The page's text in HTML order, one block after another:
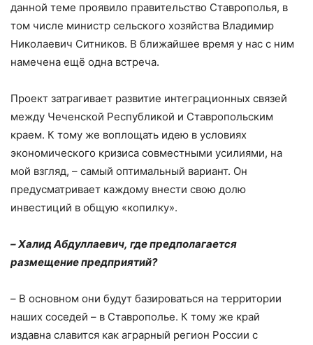
данной теме проявило правительство Ставрополья, в
том числе министр сельского хозяйства Владимир
Николаевич Ситников. В ближайшее время у нас с ним
намечена ещё одна встреча.
Проект затрагивает развитие интеграционных связей
между Чеченской Республикой и Ставропольским
краем. К тому же воплощать идею в условиях
экономического кризиса совместными усилиями, на
мой взгляд, – самый оптимальный вариант. Он
предусматривает каждому внести свою долю
инвестиций в общую «копилку».
–Халид Абдуллаевич, где предполагается
размещение предприятий?
– В основном они будут базироваться на территории
наших соседей – в Ставрополье. К тому же край
издавна славится как аграрный регион России с